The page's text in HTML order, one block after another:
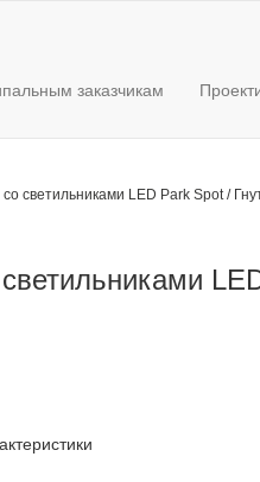
заказчикам
светильниками LED Park Spot /